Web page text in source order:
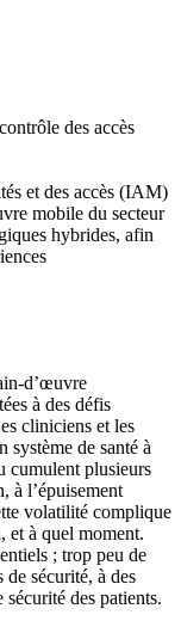
des accès
et des accès (IAM)
mobile du secteur
hybrides, afin
d’œuvre
à des défis
cliniciens et les
système de santé à
cumulent plusieurs
à l’épuisement
volatilité complique
et à quel moment.
; trop peu de
de sécurité, à des
des patients.